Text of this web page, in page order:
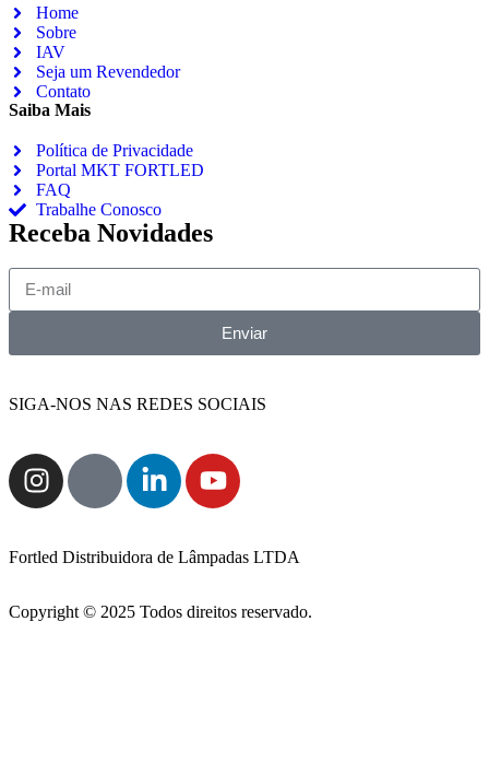
Home
Sobre
IAV
Seja um Revendedor
Contato
Saiba Mais
Política de Privacidade
Portal MKT FORTLED
FAQ
Trabalhe Conosco
Receba Novidades
Enviar
SIGA-NOS NAS REDES SOCIAIS
Fortled Distribuidora de Lâmpadas LTDA
Copyright © 2025 Todos direitos reservado.